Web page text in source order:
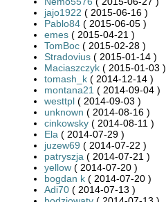
jajo1922 ( 2015-06-16 )
Pablo84 ( 2015-06-05 )
emes ( 2015-04-21 )
TomBoc ( 2015-02-28 )
Stradovius ( 2015-01-14 )
Maciaszczyk ( 2015-01-03 )
tomash_k ( 2014-12-14 )
montana21 ( 2014-09-04 )
westtpl ( 2014-09-03 )
unknown ( 2014-08-16 )
cinkowsky ( 2014-08-11 )
Ela ( 2014-07-29 )
juzew69 ( 2014-07-22 )
patryszja ( 2014-07-21 )
yellow ( 2014-07-20 )
bogdan k ( 2014-07-20 )
Adi70 ( 2014-07-13 )